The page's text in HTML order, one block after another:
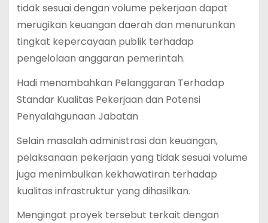
tidak sesuai dengan volume pekerjaan dapat
merugikan keuangan daerah dan menurunkan
tingkat kepercayaan publik terhadap
pengelolaan anggaran pemerintah.
Hadi menambahkan Pelanggaran Terhadap
Standar Kualitas Pekerjaan dan Potensi
Penyalahgunaan Jabatan
Selain masalah administrasi dan keuangan,
pelaksanaan pekerjaan yang tidak sesuai volume
juga menimbulkan kekhawatiran terhadap
kualitas infrastruktur yang dihasilkan.
Mengingat proyek tersebut terkait dengan